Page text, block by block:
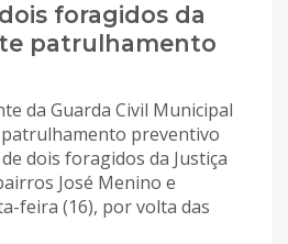
foragidos da
patrulhamento
da Guarda Civil Municipal
patrulhamento preventivo
dois foragidos da Justiça
José Menino e
feira (16), por volta das